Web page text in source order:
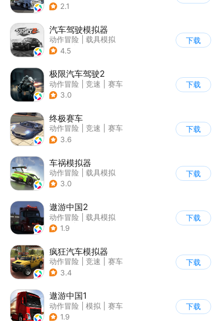
| 写实
2.1
汽车驾驶模拟器
动作冒险
载具模拟
| 汽车
4.5
下载
极限汽车驾驶2
动作冒险 竞速
赛车
| 写实
3.0
下载
终极赛车
动作冒险 竞速
赛车
3.6
下载
车祸模拟器
动作冒险
载具模拟
| 汽车
3.0
下载
遨游中国2
动作冒险
载具模拟
| 汽车
1.9
下载
疯狂汽车模拟器
动作冒险 竞速
赛车
| 开放世界
3.4
下载
遨游中国1
动作冒险 模拟
赛车
| 写实
1.9
下载